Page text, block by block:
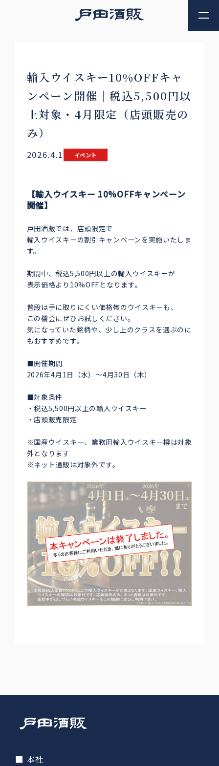
輸入ウイスキー10%OFFキャ
ンペーン開催｜税込5,500円以
上対象・4月限定（店頭販売の
み）
2026.4.1 イベント
【輸入ウイスキー 10%OFFキャンペーン
開催】
戸田酒販では、店頭限定で
輸入ウイスキーの割引キャンペーンを実施いたしま
す。
期間中、税込5,500円以上の輸入ウイスキーが
表示価格より10%OFFとなります。
普段は手に取りにくい価格帯のウイスキーも、
この機会にぜひお試しください。
気になっていた銘柄や、少し上のクラスを選ぶのに
もおすすめです。
■開催期間
2026年4月1日（水）〜4月30日（木）
■対象条件
・税込5,500円以上の輸入ウイスキー
・店頭販売限定
※国産ウイスキー、業務用輸入ウイスキー樽は対象
外となります
※ネット通販は対象外です。
■ 本社